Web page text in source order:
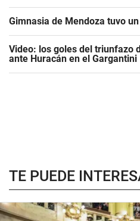
Gimnasia de Mendoza tuvo
Video: los goles del triunfazo
ante Huracán en el Gargantini
TE PUEDE